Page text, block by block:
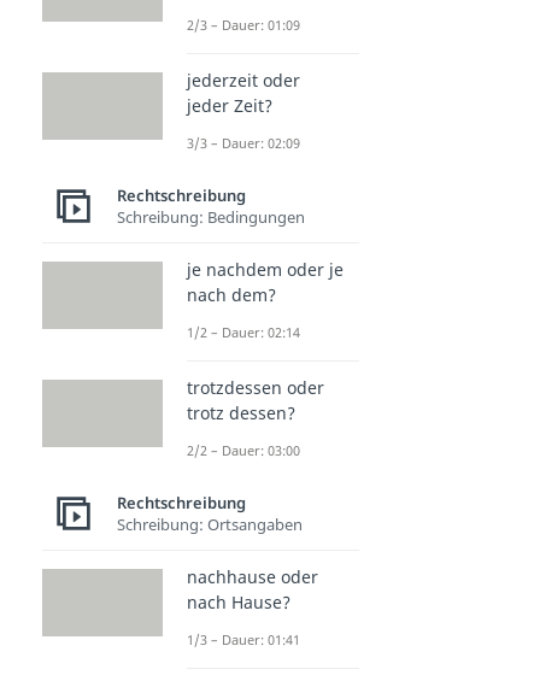
2/3 – Dauer: 01:09
jederzeit oder
jeder Zeit?
3/3 – Dauer: 02:09
Rechtschreibung
Schreibung: Bedingungen
je nachdem oder je
nach dem?
1/2 – Dauer: 02:14
trotzdessen oder
trotz dessen?
2/2 – Dauer: 03:00
Rechtschreibung
Schreibung: Ortsangaben
nachhause oder
nach Hause?
1/3 – Dauer: 01:41